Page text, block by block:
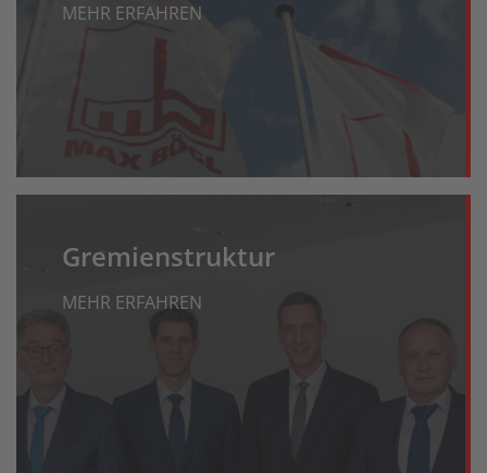
MEHR ERFAHREN
Gremienstruktur
MEHR ERFAHREN